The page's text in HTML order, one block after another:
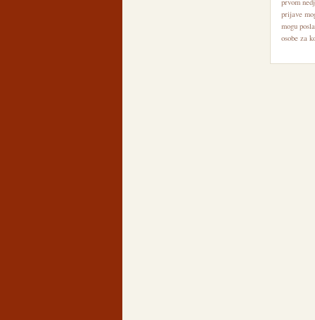
prvom
prijave
mogu
osobe za